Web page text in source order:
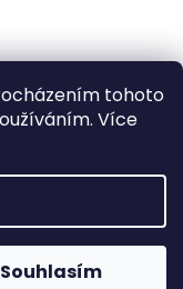
tohoto
Více
Souhlasím
se
na
práva vyhrazena.